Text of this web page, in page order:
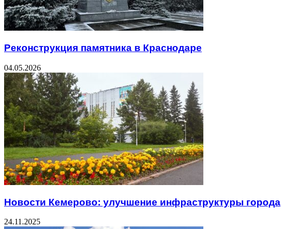
Реконструкция памятника в Краснодаре
04.05.2026
Новости Кемерово: улучшение инфраструктуры города
24.11.2025